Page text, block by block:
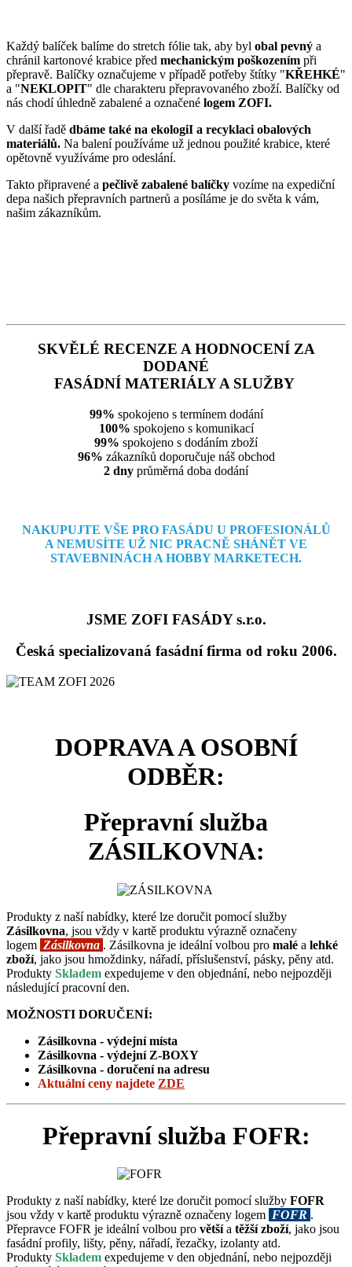
Každý balíček balíme do stretch fólie tak, aby byl obal pevný a
chránil kartonové krabice před mechanickým poškozením při
přepravě. Balíčky označujeme v případě potřeby štítky "KŘEHKÉ"
a "NEKLOPIT" dle charakteru přepravovaného zboží. Balíčky od
nás chodí úhledně zabalené a označené logem ZOFI.
V další řadě dbáme také na ekologiI a recyklaci obalových
materiálů. Na balení používáme už jednou použité krabice, které
opětovně využíváme pro odeslání.
Takto připravené a pečlivě zabalené balíčky vozíme na expediční
depa našich přepravních partnerů a posíláme je do světa k vám,
našim zákazníkům.
SKVĚLÉ RECENZE A HODNOCENÍ ZA
DODANÉ
FASÁDNÍ MATERIÁLY A SLUŽBY
99% spokojeno s termínem dodání
100% spokojeno s komunikací
99% spokojeno s dodáním zboží
96% zákazníků doporučuje náš obchod
2 dny průměrná doba dodání
NAKUPUJTE VŠE PRO FASÁDU U PROFESIONÁLŮ
A NEMUSÍTE UŽ NIC PRACNĚ SHÁNĚT VE
STAVEBNINÁCH A HOBBY MARKETECH.
JSME ZOFI FASÁDY s.r.o.
Česká specializovaná fasádní firma od roku 2006.
DOPRAVA A OSOBNÍ
ODBĚR:
Přepravní služba
ZÁSILKOVNA:
Produkty z naší nabídky, které lze doručit pomocí služby
Zásilkovna, jsou vždy v kartě produktu výrazně označeny
logem Zásilkovna . Zásilkovna je ideální volbou pro malé a lehké
zboží, jako jsou hmoždinky, nářadí, příslušenství, pásky, pěny atd.
Produkty Skladem expedujeme v den objednání, nebo nejpozději
následující pracovní den.
MOŽNOSTI DORUČENÍ:
Zásilkovna - výdejní místa
Zásilkovna - výdejní Z-BOXY
Zásilkovna - doručení na adresu
Aktuální ceny najdete ZDE
Přepravní služba FOFR:
Produkty z naší nabídky, které lze doručit pomocí služby FOFR
jsou vždy v kartě produktu výrazně označeny logem FOFR .
Přepravce FOFR je ideální volbou pro většía těžší zboží, jako jsou
fasádní profily, lišty, pěny, nářadí, řezačky, izolanty atd.
Produkty Skladem expedujeme v den objednání, nebo nejpozději